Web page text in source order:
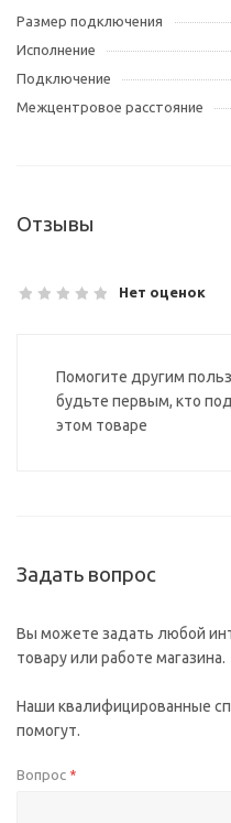
Размер подключения
Исполнение
Подключение
Межцентровое расстояние
Отзывы
Нет оценок
Помогите другим
будьте первым, кто
этом товаре
Задать вопрос
Вы можете задать любой
товару или работе магазина.
Наши квалифицированные
помогут.
Вопрос *